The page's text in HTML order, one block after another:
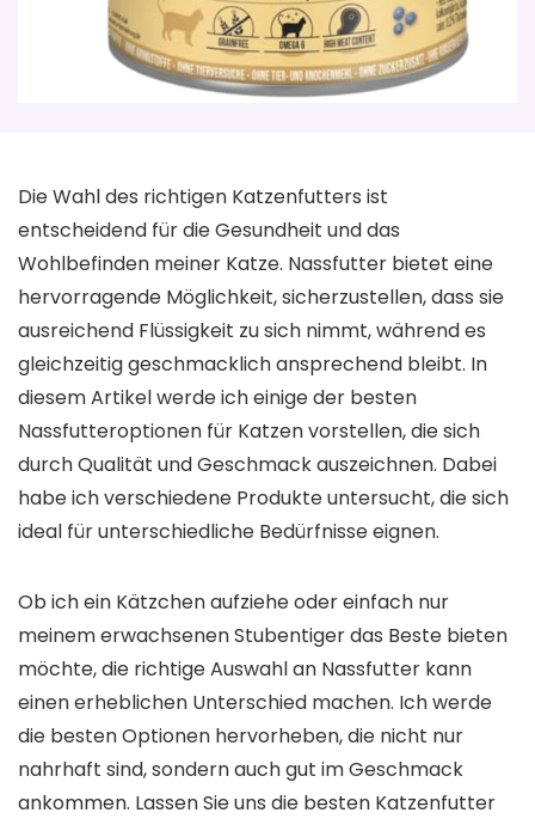
Die Wahl des richtigen Katzenfutters ist
entscheidend für die Gesundheit und das
Wohlbefinden meiner Katze. Nassfutter bietet eine
hervorragende Möglichkeit, sicherzustellen, dass sie
ausreichend Flüssigkeit zu sich nimmt, während es
gleichzeitig geschmacklich ansprechend bleibt. In
diesem Artikel werde ich einige der besten
Nassfutteroptionen für Katzen vorstellen, die sich
durch Qualität und Geschmack auszeichnen. Dabei
habe ich verschiedene Produkte untersucht, die sich
ideal für unterschiedliche Bedürfnisse eignen.
Ob ich ein Kätzchen aufziehe oder einfach nur
meinem erwachsenen Stubentiger das Beste bieten
möchte, die richtige Auswahl an Nassfutter kann
einen erheblichen Unterschied machen. Ich werde
die besten Optionen hervorheben, die nicht nur
nahrhaft sind, sondern auch gut im Geschmack
ankommen. Lassen Sie uns die besten Katzenfutter